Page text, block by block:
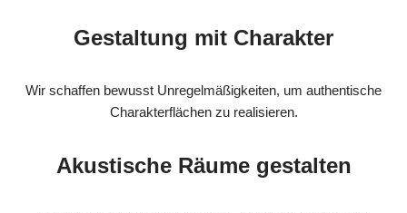
Gestaltung mit Charakter
Wir schaffen bewusst Unregelmäßigkeiten, um authentische
Charakterflächen zu realisieren.
Akustische Räume gestalten